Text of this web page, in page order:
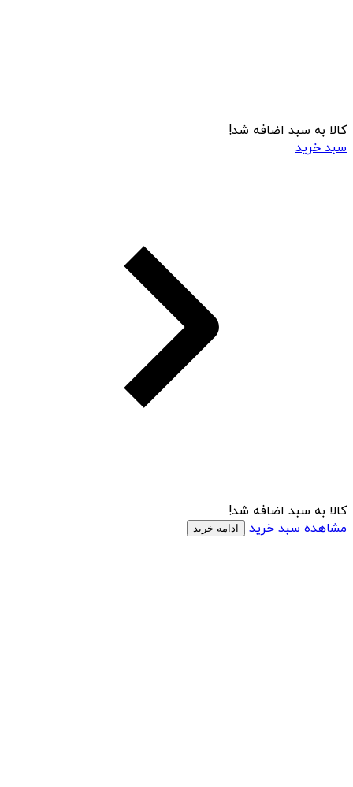
کالا به سبد اضافه شد!
سبد خرید
کالا به سبد اضافه شد!
مشاهده سبد خرید
ادامه خرید